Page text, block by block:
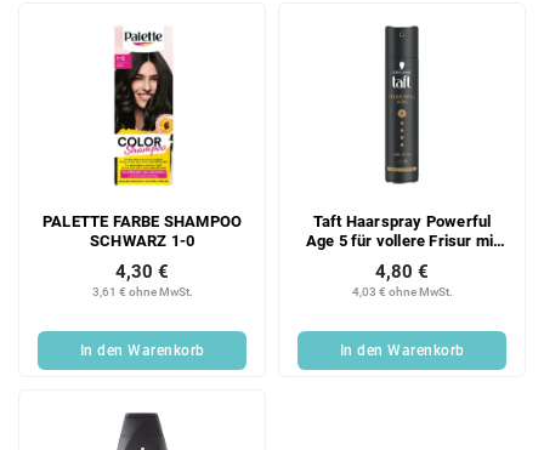
PALETTE FARBE SHAMPOO
SCHWARZ 1-0
3,61 € ohne MwSt.
4,30 €
In den Warenkorb
Taft Haarspray Powerful
Age 5 für vollere Frisur mit
4,03 € ohne MwSt.
4,80 €
In den Warenkorb